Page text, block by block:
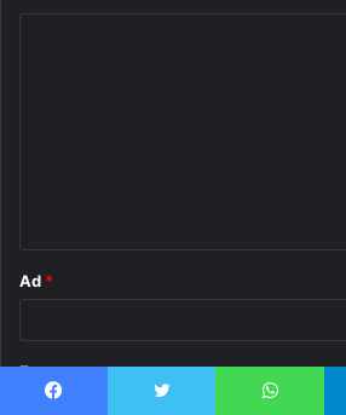
Ad *
E-posta*